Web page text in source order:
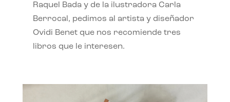
Raquel Bada y de la ilustradora Carla
Berrocal, pedimos al artista y diseñador
Ovidi Benet que nos recomiende tres
libros que le interesen.